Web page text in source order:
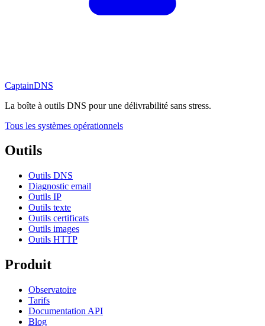
CaptainDNS
La boîte à outils DNS pour une délivrabilité sans stress.
Tous les systèmes opérationnels
Outils
Outils DNS
Diagnostic email
Outils IP
Outils texte
Outils certificats
Outils images
Outils HTTP
Produit
Observatoire
Tarifs
Documentation API
Blog